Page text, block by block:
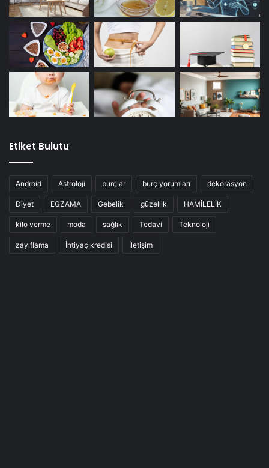
Etiket Bulutu
Android Astroloji burçlar burç yorumları dekorasyon
Diyet EGZAMA Gebelik güzellik HAMİLELİK
kilo verme moda sağlık Tedavi Teknoloji
zayıflama İhtiyaç kredisi İletişim